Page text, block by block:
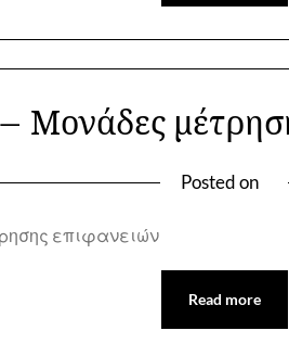
Μονάδες
Posted on
επιφανειών
Read more